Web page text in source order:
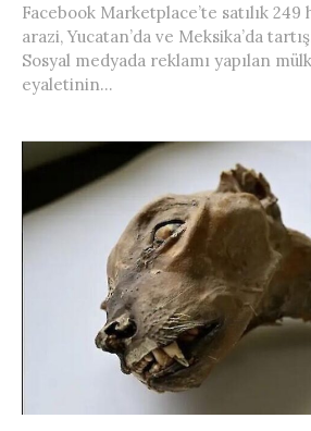
Facebook Marketplace’te satılık
arazi, Yucatan’da ve Meksika’da
Sosyal medyada reklamı yapılan
eyaletinin...